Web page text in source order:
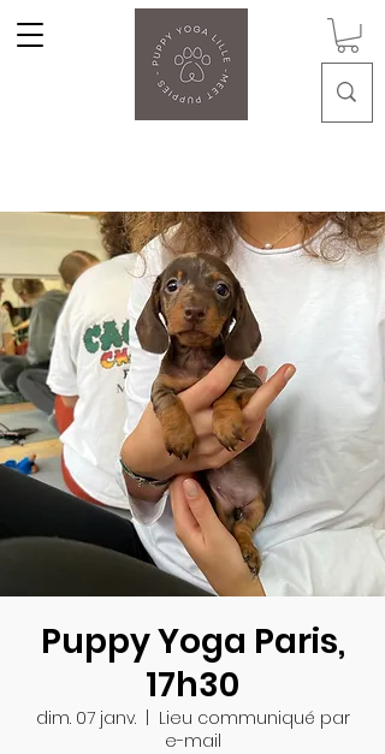
Puppy Yoga Paris,
17h30
dim. 07 janv.
  |
Lieu communiqué par
e-mail